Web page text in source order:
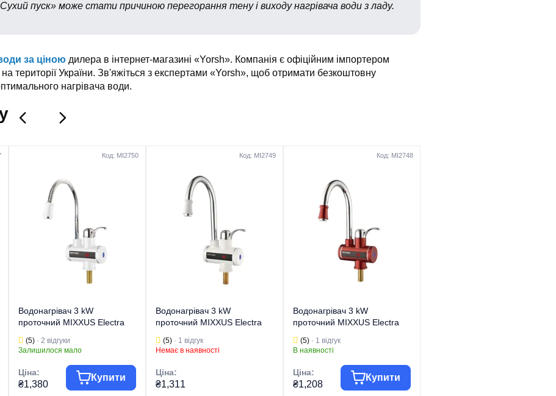
пуск» може стати причиною перегорання тену і виходу нагрівача води з ладу.
за ціною дилера в інтернет-магазині «Yorsh». Компанія є офіційним імпортером
на території України. Зв'яжіться з експертами «Yorsh», щоб отримати безкоштовну
нагрівача води.
Код: MI2750
Водонагрівач 3 kW
проточний MIXXUS Electra
рефлекторний вилив,
(5) · 2 відгуки
Залишилося мало
Ціна:
₴1,380
Купити
Код: MI2749
Водонагрівач 3 kW
проточний MIXXUS Electra
на мийку (MI2749)
(5) · 1 відгук
Немає в наявності
Ціна:
₴1,311
Код: MI2748
Водонагрівач 3 kW
проточний MIXXUS Electra
RESET, на мийку (колір
(5) · 1 відгук
В наявності
Ціна:
₴1,208
Купити